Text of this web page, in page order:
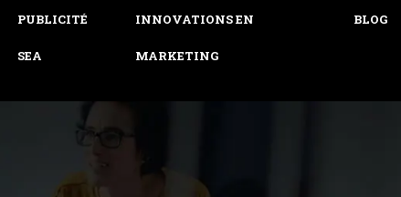
PUBLICITÉ
SEA
INNOVATIONS EN
MARKETING
BLOG